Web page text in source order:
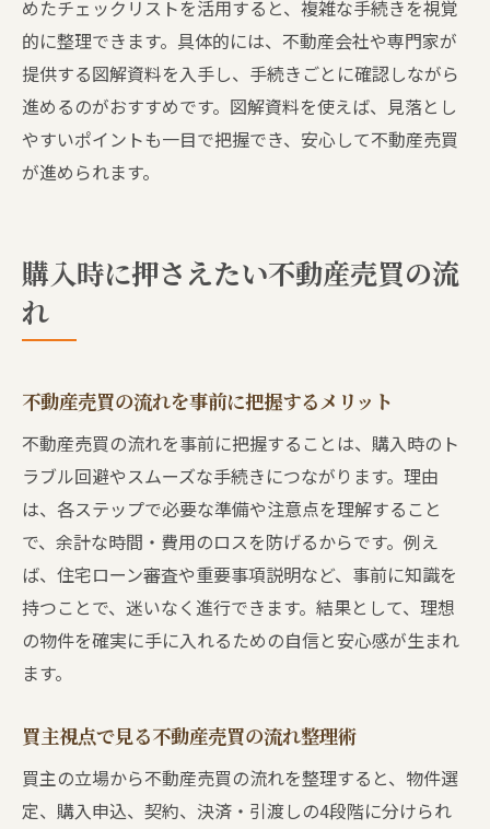
司法書士と進める不動産売買の流れの全体
像
不動産売買の期間短縮や円滑化のコツ
司法書士への相談で不動産売買を安心に
めたチェックリストを活用すると、複雑な手続きを視覚
的に整理できます。具体的には、不動産会社や専門家が
提供する図解資料を入手し、手続きごとに確認しながら
進めるのがおすすめです。図解資料を使えば、見落とし
やすいポイントも一目で把握でき、安心して不動産売買
が進められます。
購入時に押さえたい不動産売買の流
れ
不動産売買の流れを事前に把握するメリット
不動産売買の流れを事前に把握することは、購入時のト
ラブル回避やスムーズな手続きにつながります。理由
は、各ステップで必要な準備や注意点を理解すること
で、余計な時間・費用のロスを防げるからです。例え
ば、住宅ローン審査や重要事項説明など、事前に知識を
持つことで、迷いなく進行できます。結果として、理想
の物件を確実に手に入れるための自信と安心感が生まれ
ます。
買主視点で見る不動産売買の流れ整理術
買主の立場から不動産売買の流れを整理すると、物件選
定、購入申込、契約、決済・引渡しの4段階に分けられ